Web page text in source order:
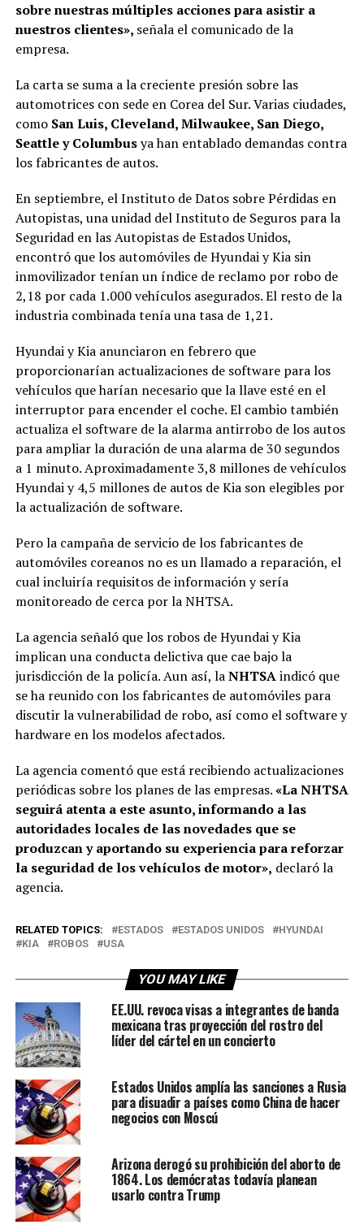
sobre nuestras múltiples acciones para asistir a
nuestros clientes», señala el comunicado de la
empresa.
La carta se suma a la creciente presión sobre las
automotrices con sede en Corea del Sur. Varias ciudades,
como San Luis, Cleveland, Milwaukee, San Diego,
Seattle y Columbusya han entablado demandas contra
los fabricantes de autos.
En septiembre, el Instituto de Datos sobre Pérdidas en
Autopistas, una unidad del Instituto de Seguros para la
Seguridad en las Autopistas de Estados Unidos,
encontró que los automóviles de Hyundai y Kia sin
inmovilizador tenían un índice de reclamo por robo de
2,18 por cada 1.000 vehículos asegurados. El resto de la
industria combinada tenía una tasa de 1,21.
Hyundai y Kia anunciaron en febrero que
proporcionarían actualizaciones de software para los
vehículos que harían necesario que la llave esté en el
interruptor para encender el coche. El cambio también
actualiza el software de la alarma antirrobo de los autos
para ampliar la duración de una alarma de 30 segundos
a 1 minuto. Aproximadamente 3,8 millones de vehículos
Hyundai y 4,5 millones de autos de Kia son elegibles por
la actualización de software.
Pero la campaña de servicio de los fabricantes de
automóviles coreanos no es un llamado a reparación, el
cual incluiría requisitos de información y sería
monitoreado de cerca por la NHTSA.
La agencia señaló que los robos de Hyundai y Kia
implican una conducta delictiva que cae bajo la
jurisdicción de la policía. Aun así, laNHTSAindicó que
se ha reunido con los fabricantes de automóviles para
discutir la vulnerabilidad de robo, así como el software y
hardware en los modelos afectados.
La agencia comentó que está recibiendo actualizaciones
periódicas sobre los planes de las empresas.«La NHTSA
seguirá atenta a este asunto, informando a las
autoridades locales de las novedades que se
produzcan y aportando su experiencia para reforzar
la seguridad de los vehículos de motor», declaró la
agencia.
RELATED TOPICS: ESTADOS ESTADOS UNIDOS
HYUNDAI
KIA
ROBOS USA
YOU MAY LIKE
EE.UU. revoca visas a integrantes de banda
mexicana tras proyección del rostro del
líder del cártel en un concierto
Estados Unidos amplía las sanciones a Rusia
para disuadir a países como China de hacer
negocios con Moscú
Arizona derogó su prohibición del aborto de
1864. Los demócratas todavía planean
usarlo contra Trump